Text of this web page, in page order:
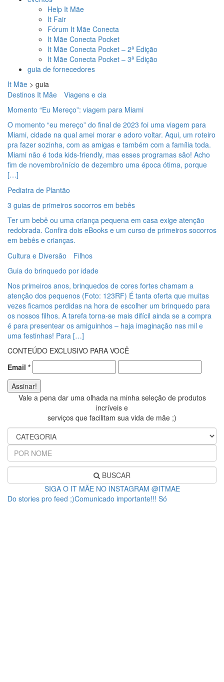
Help It Mãe
It Fair
Fórum It Mãe Conecta
It Mãe Conecta Pocket
It Mãe Conecta Pocket – 2ª Edição
It Mãe Conecta Pocket – 3ª Edição
guia de fornecedores
It Mãe > guia
Destinos It Mãe
Viagens e cia
Momento “Eu Mereço”: viagem para Miami
O momento “eu mereço” do final de 2023 foi uma viagem para
Miami, cidade na qual amei morar e adoro voltar. Aqui, um roteiro
pra fazer sozinha, com as amigas e também com a família toda.
Miami não é toda kids-friendly, mas esses programas são! Acho
fim de novembro/início de dezembro uma época ótima, porque
[…]
Pediatra de Plantão
3 guias de primeiros socorros em bebês
Ter um bebê ou uma criança pequena em casa exige atenção
redobrada. Confira dois eBooks e um curso de primeiros socorros
em bebês e crianças.
Cultura e Diversão
Filhos
Guia do brinquedo por idade
Nos primeiros anos, brinquedos de cores fortes chamam a
atenção dos pequenos (Foto: 123RF) É tanta oferta que muitas
vezes ficamos perdidas na hora de escolher um brinquedo para
os nossos filhos. A tarefa torna-se mais difícil ainda se a compra
é para presentear os amiguinhos – haja imaginação nas mil e
uma festinhas! Para […]
CONTEÚDO EXCLUSIVO PARA VOCÊ
Email *
Vale a pena dar uma olhada na minha seleção de produtos
incríveis e
serviços que facilitam sua vida de mãe ;)
BUSCAR
SIGA O IT MÃE NO INSTAGRAM @ITMAE
Do stories pro feed ;)Comunicado importante!!! Só